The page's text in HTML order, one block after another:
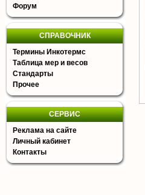
Форум
СПРАВОЧНИК
Термины Инкотермс
Таблица мер и весов
Стандарты
Прочее
СЕРВИС
Реклама на сайте
Личный кабинет
Контакты